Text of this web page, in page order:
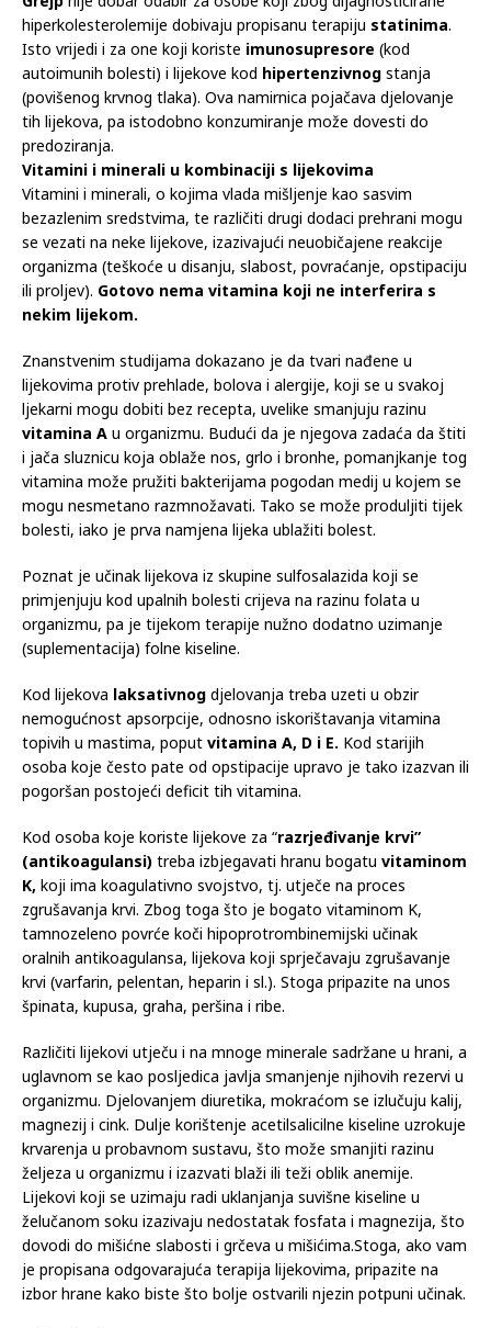
Grejp nije dobar odabir za osobe koji zbog dijagnosticirane
hiperkolesterolemije dobivaju propisanu terapiju statinima.
Isto vrijedi i za one koji koriste imunosupresore (kod
autoimunih bolesti) i lijekove kod hipertenzivnog stanja
(povišenog krvnog tlaka). Ova namirnica pojačava djelovanje
tih lijekova, pa istodobno konzumiranje može dovesti do
predoziranja.
Vitamini i minerali u kombinaciji s lijekovima
Vitamini i minerali, o kojima vlada mišljenje kao sasvim
bezazlenim sredstvima, te različiti drugi dodaci prehrani mogu
se vezati na neke lijekove, izazivajući neuobičajene reakcije
organizma (teškoće u disanju, slabost, povraćanje, opstipaciju
ili proljev). Gotovo nema vitamina koji ne interferira s
nekim lijekom.
Znanstvenim studijama dokazano je da tvari nađene u
lijekovima protiv prehlade, bolova i alergije, koji se u svakoj
ljekarni mogu dobiti bez recepta, uvelike smanjuju razinu
vitamina A u organizmu. Budući da je njegova zadaća da štiti
i jača sluznicu koja oblaže nos, grlo i bronhe, pomanjkanje tog
vitamina može pružiti bakterijama pogodan medij u kojem se
mogu nesmetano razmnožavati. Tako se može produljiti tijek
bolesti, iako je prva namjena lijeka ublažiti bolest.
Poznat je učinak lijekova iz skupine sulfosalazida koji se
primjenjuju kod upalnih bolesti crijeva na razinu folata u
organizmu, pa je tijekom terapije nužno dodatno uzimanje
(suplementacija) folne kiseline.
Kod lijekova laksativnog djelovanja treba uzeti u obzir
nemogućnost apsorpcije, odnosno iskorištavanja vitamina
topivih u mastima, poput vitamina A, D i E. Kod starijih
osoba koje često pate od opstipacije upravo je tako izazvan ili
pogoršan postojeći deficit tih vitamina.
Kod osoba koje koriste lijekove za “ razrjeđivanje krvi”
(antikoagulansi) treba izbjegavati hranu bogatu vitaminom
K, koji ima koagulativno svojstvo, tj. utječe na proces
zgrušavanja krvi. Zbog toga što je bogato vitaminom K,
tamnozeleno povrće koči hipoprotrombinemijski učinak
oralnih antikoagulansa, lijekova koji sprječavaju zgrušavanje
krvi (varfarin, pelentan, heparin i sl.). Stoga pripazite na unos
špinata, kupusa, graha, peršina i ribe.
Različiti lijekovi utječu i na mnoge minerale sadržane u hrani, a
uglavnom se kao posljedica javlja smanjenje njihovih rezervi u
organizmu. Djelovanjem diuretika, mokraćom se izlučuju kalij,
magnezij i cink. Dulje korištenje acetilsalicilne kiseline uzrokuje
krvarenja u probavnom sustavu, što može smanjiti razinu
željeza u organizmu i izazvati blaži ili teži oblik anemije.
Lijekovi koji se uzimaju radi uklanjanja suvišne kiseline u
želučanom soku izazivaju nedostatak fosfata i magnezija, što
dovodi do mišićne slabosti i grčeva u mišićima.Stoga, ako vam
je propisana odgovarajuća terapija lijekovima, pripazite na
izbor hrane kako biste što bolje ostvarili njezin potpuni učinak.